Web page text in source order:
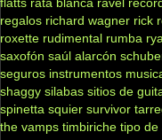
regalos richard wagner rick
roxette rudimental rumba
saxofón saúl alarcón
seguros instrumentos
shaggy silabas sitios de
spinetta squier survivor
the vamps timbiriche tipo de